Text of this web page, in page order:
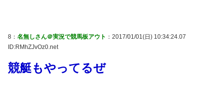
8： 名無しさん＠実況で競馬板アウト ：2017/01/01(日) 10:34:24.07
ID:RMhZJvOz0.net
競艇もやってるぜ